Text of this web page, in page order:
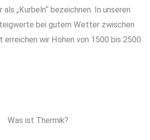
„Kurbeln“ bezeichnen. In unseren
bei gutem Wetter zwischen
erreichen wir Höhen von 1500 bis 2500
Was ist Thermik?